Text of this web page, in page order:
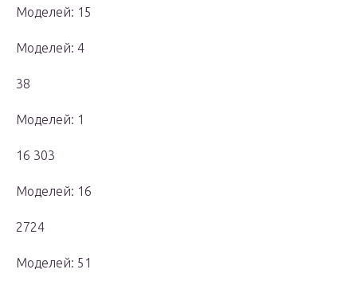
Моделей: 15
Моделей: 4
38
Моделей: 1
16 303
Моделей: 16
2724
Моделей: 51